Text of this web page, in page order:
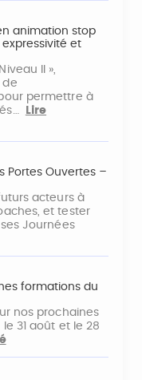
animation stop
et
II »,
de
permettre à
Lire
Portes Ouvertes –
acteurs à
et tester
Journées
formations du
nos prochaines
31 août et le 28